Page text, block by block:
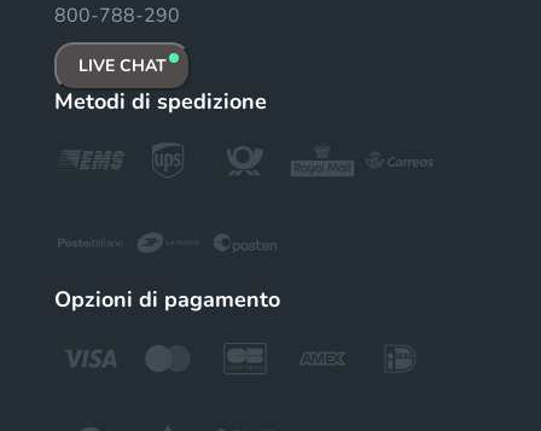
800-788-290
LIVE CHAT
Metodi di spedizione
Opzioni di pagamento